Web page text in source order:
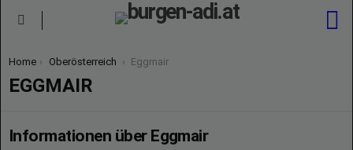
You are here:
Home Oberösterreich Eggmair
EGGMAIR
Informationen über Eggmair